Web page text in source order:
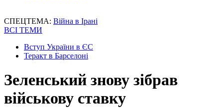
СПЕЦТЕМА: Війна в Ірані
ВСІ ТЕМИ
Вступ України в ЄС
Теракт в Барселоні
Зеленський знову зібрав
військову ставку